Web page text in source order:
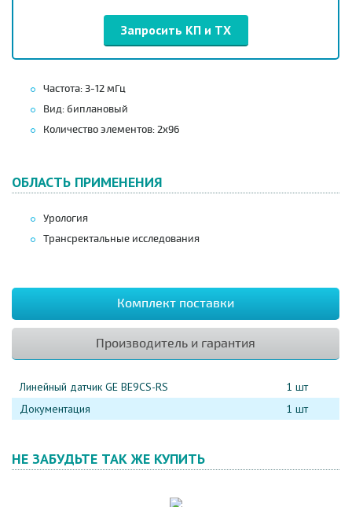
Запросить КП и ТХ
Частота: 3-12 мГц
Вид: биплановый
Количество элементов: 2х96
ОБЛАСТЬ ПРИМЕНЕНИЯ
Урология
Трансректальные исследования
Комплект поставки
Производитель и гарантия
Линейный датчик GE BE9CS-RS
1 шт
Документация
1 шт
НЕ ЗАБУДЬТЕ ТАК ЖЕ КУПИТЬ